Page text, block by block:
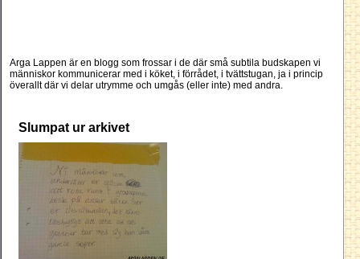
Arga Lappen är en blogg som frossar i de där små subtila budskapen vi
människor kommunicerar med i köket, i förrådet, i tvättstugan, ja i princip
överallt där vi delar utrymme och umgås (eller inte) med andra.
Slumpat ur arkivet